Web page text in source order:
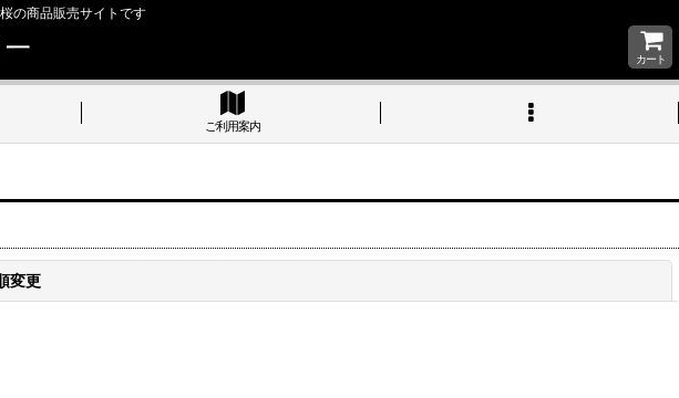
の商品販売サイトです
カート
ご利用案内
変更